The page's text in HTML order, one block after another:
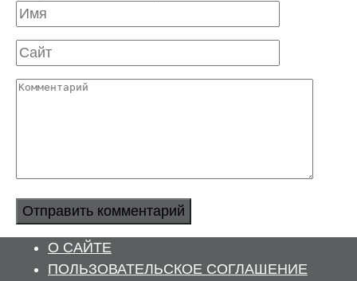
Имя
Сайт
Комментарий
О САЙТЕ
ПОЛЬЗОВАТЕЛЬСКОЕ СОГЛАШЕНИЕ